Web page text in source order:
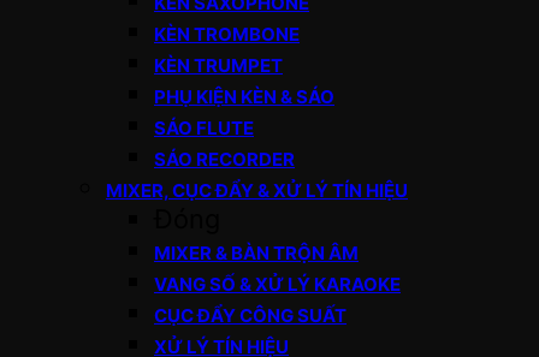
KÈN TROMBONE
KÈN TRUMPET
PHỤ KIỆN KÈN & SÁO
SÁO FLUTE
SÁO RECORDER
MIXER, CỤC ĐẨY & XỬ LÝ TÍN HIỆU
MIXER & BÀN TRỘN ÂM
VANG SỐ & XỬ LÝ KARAOKE
CỤC ĐẨY CÔNG SUẤT
XỬ LÝ TÍN HIỆU